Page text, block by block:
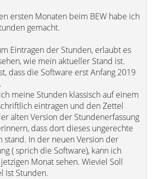
ersten Monaten beim BEW habe ich
gemacht.
Eintragen der Stunden, erlaubt es
wie mein aktueller Stand ist.
dass die Software erst Anfang 2019
meine Stunden klassisch auf einem
eintragen und den Zettel
alten Version der Stundenerfassung
dass dort dieses ungerechte
stand. In der neuen Version der
( sprich die Software), kann ich
Monat sehen. Wieviel Soll
Ist Stunden.